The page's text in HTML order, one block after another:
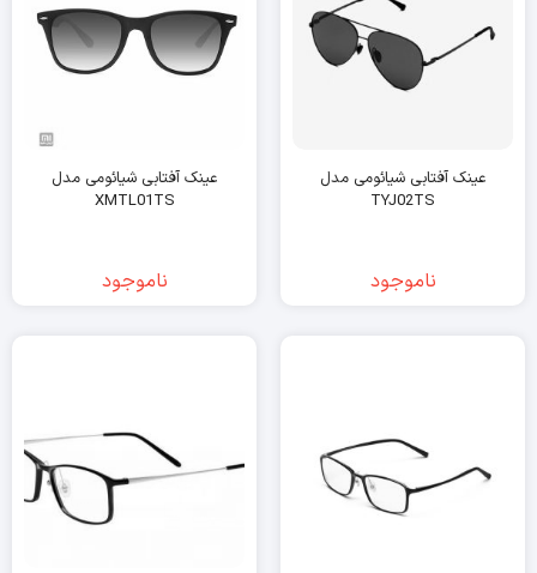
عینک آفتابی شیائومی مدل
TYJ02TS
ناموجود
عینک آفتابی شیائومی مدل
XMTL01TS
ناموجود